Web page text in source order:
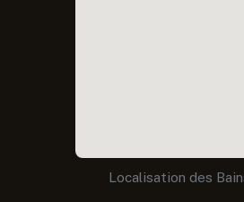
Localisation des